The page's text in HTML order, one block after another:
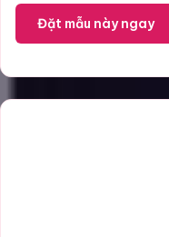
Đặt mẫu này ngay